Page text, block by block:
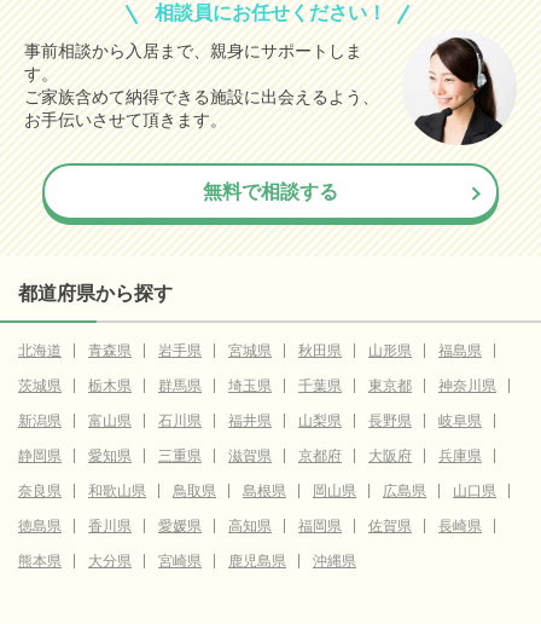
相談員にお任せください！
事前相談から入居まで、親身にサポートしま
す。
ご家族含めて納得できる施設に出会えるよう、
お手伝いさせて頂きます。
無料で相談する
都道府県から探す
北海道 青森県 岩手県 宮城県 秋田県 山形県
福島県
茨城県
栃木県 群馬県 埼玉県 千葉県 東京都
神奈川県
新潟県
富山県 石川県 福井県 山梨県 長野県
岐阜県
静岡県
愛知県 三重県 滋賀県 京都府 大阪府
兵庫県
奈良県
和歌山県 鳥取県 島根県 岡山県 広島県
山口県
徳島県
香川県 愛媛県 高知県 福岡県 佐賀県
長崎県
熊本県
大分県 宮崎県 鹿児島県 沖縄県